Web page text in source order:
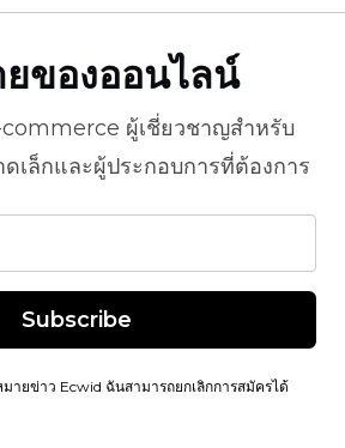
ของออนไลน์
commerce ผู้เชี่ยวชาญสำหรับ
เล็กและผู้ประกอบการที่ต้องการ
Subscribe
ายข่าว Ecwid ฉันสามารถยกเลิกการสมัครได้